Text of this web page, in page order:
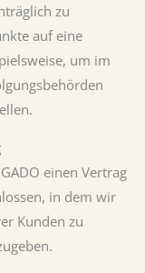
zu
auf eine
um im
einen Vertrag
in dem wir
Kunden zu